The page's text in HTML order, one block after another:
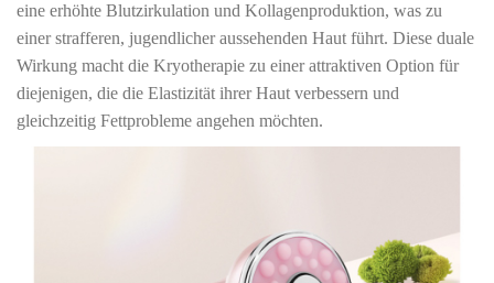
eine erhöhte Blutzirkulation und Kollagenproduktion, was zu
einer strafferen, jugendlicher aussehenden Haut führt. Diese duale
Wirkung macht die Kryotherapie zu einer attraktiven Option für
diejenigen, die die Elastizität ihrer Haut verbessern und
gleichzeitig Fettprobleme angehen möchten.